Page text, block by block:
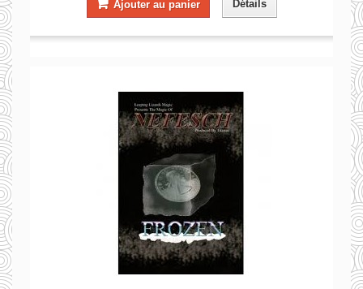
Ajouter au panier Détails